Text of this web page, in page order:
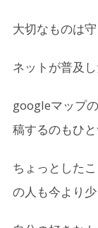
大切なものは守
ネットが普及
googleマップ
稿するのもひと
ちょっとした
の人も今より